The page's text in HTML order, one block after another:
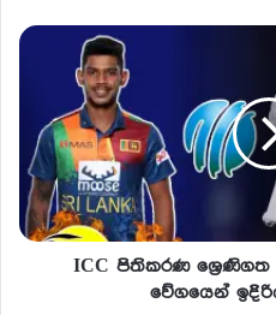
ICC පිතිකරණ
වේගයෙන්